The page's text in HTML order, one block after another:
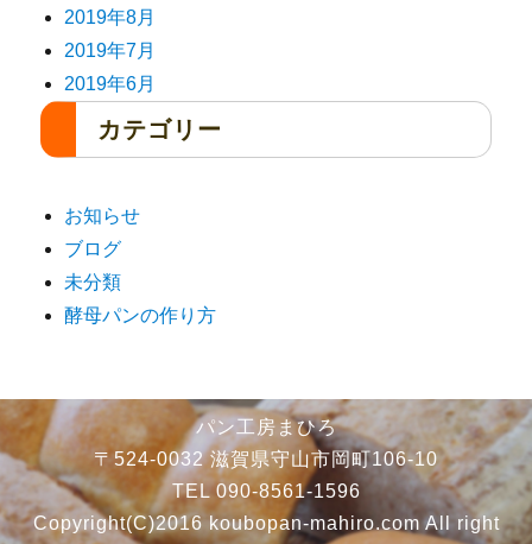
2019年8月
2019年7月
2019年6月
カテゴリー
お知らせ
ブログ
未分類
酵母パンの作り方
パン工房まひろ
〒524-0032 滋賀県守山市岡町106-10
TEL 090-8561-1596
Copyright(C)2016 koubopan-mahiro.com All right